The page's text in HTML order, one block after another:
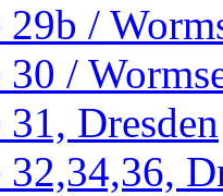
/
/
Dresden